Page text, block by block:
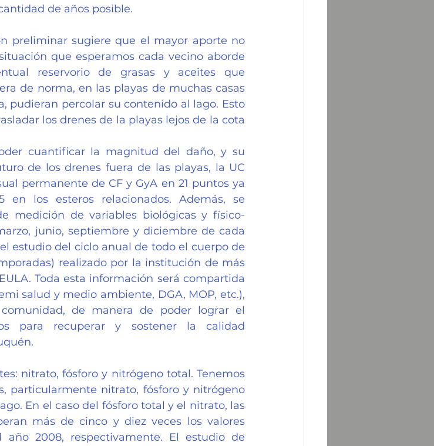
de años posible.
preliminar sugiere que el mayor aporte no
que esperamos cada vecino aborde
reservorio de grasas y aceites que
de norma, en las playas de muchas casas
pudieran percolar su contenido al lago. Esto
los drenes de la playas lejos de la cota
cuantificar la magnitud del daño, y su
de los drenes fuera de las playas, la UC
permanente de CF y GyA en 21 puntos ya
los esteros relacionados. Además, se
medición de variables biológicas y físico-
junio, septiembre y diciembre de cada
estudio del ciclo anual de todo el cuerpo de
realizado por la institución de más
Toda esta información será compartida
salud y medio ambiente, DGA, MOP, etc.),
de manera de poder lograr el
para recuperar y sostener la calidad
nitrato, fósforo y nitrógeno total. Tenemos
particularmente nitrato, fósforo y nitrógeno
En el caso del fósforo total y el nitrato, las
más de cinco y diez veces los valores
año 2008, respectivamente. El estudio de